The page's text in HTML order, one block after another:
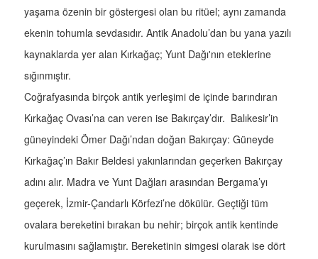
yaşama özenin bir göstergesi olan bu ritüel; aynı zamanda
ekenin tohumla sevdasıdır. Antik Anadolu’dan bu yana yazılı
kaynaklarda yer alan Kırkağaç; Yunt Dağı'nın eteklerine
sığınmıştır.
Coğrafyasında birçok antik yerleşimi de içinde barındıran
Kırkağaç Ovası’na can veren ise Bakırçay’dır. Balıkesir’in
güneyindeki Ömer Dağı’ndan doğan Bakırçay: Güneyde
Kırkağaç’ın Bakır Beldesi yakınlarından geçerken Bakırçay
adını alır. Madra ve Yunt Dağları arasından Bergama’yı
geçerek, İzmir-Çandarlı Körfezi’ne dökülür. Geçtiği tüm
ovalara bereketini bırakan bu nehir; birçok antik kentinde
kurulmasını sağlamıştır. Bereketinin simgesi olarak ise dört